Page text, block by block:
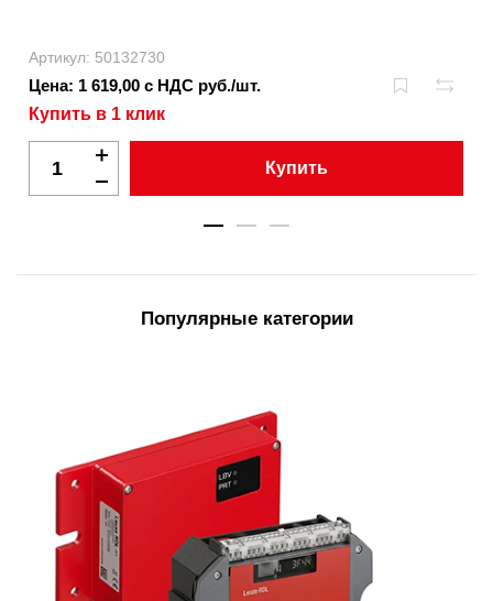
Артикул: 50132730
Цена: 1 619,00 с НДС руб./шт.
Купить в 1 клик
Купить
Популярные категории